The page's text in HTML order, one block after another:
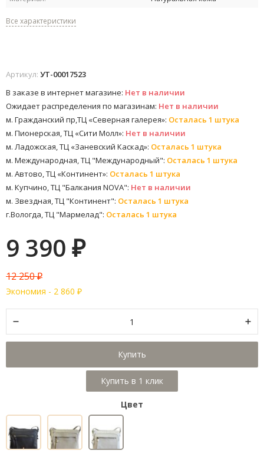
Все характеристики
Артикул: УТ-00017523
В заказе в интернет магазине: Нет в наличии
Ожидает распределения по магазинам: Нет в наличии
м. Гражданский пр,ТЦ «Северная галерея»: Осталась 1 штука
м. Пионерская, ТЦ «Сити Молл»: Нет в наличии
м. Ладожская, ТЦ «Заневский Каскад»: Осталась 1 штука
м. Международная, ТЦ "Международный": Осталась 1 штука
м. Автово, ТЦ «Континент»: Осталась 1 штука
м. Купчино, ТЦ "Балкания NOVA": Нет в наличии
м. Звездная, ТЦ "Континент": Осталась 1 штука
г.Вологда, ТЦ "Мармелад": Осталась 1 штука
9 390 ₽
12 250₽
Экономия - 2 860 ₽
Купить
Цвет